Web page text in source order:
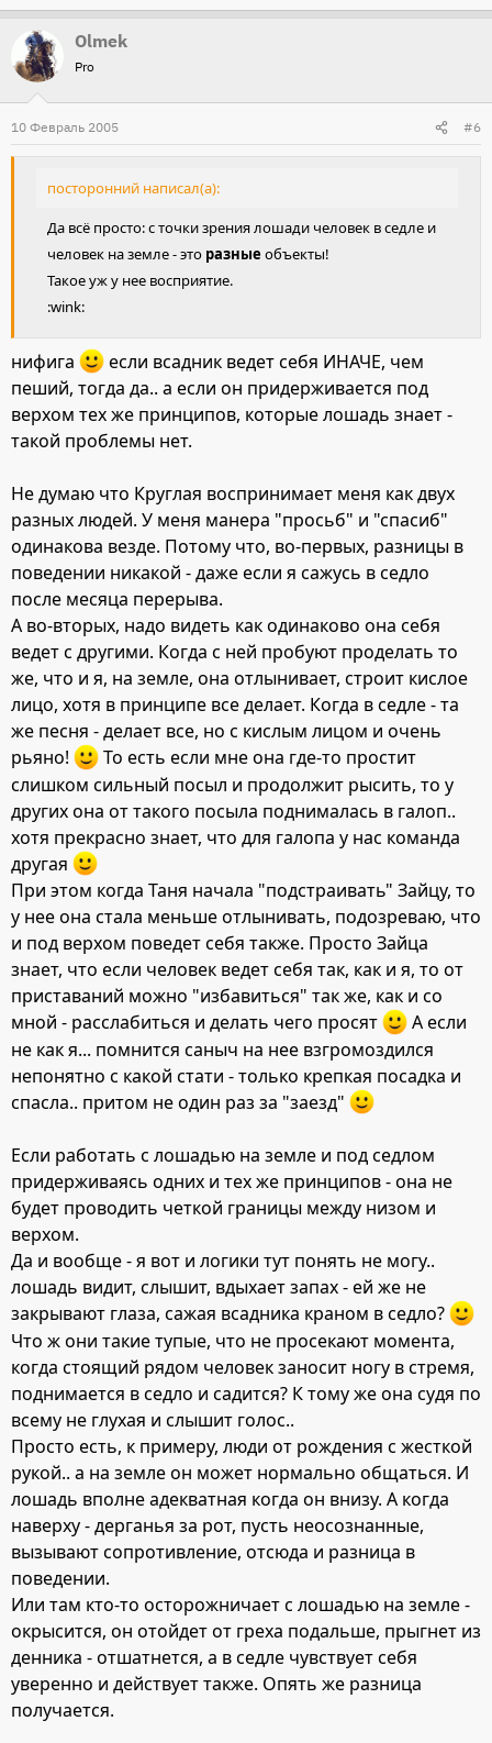
Olmek
Pro
10 Февраль 2005 #6
посторонний написал(а):
Да всё просто: с точки зрения лошади человек в седле и
человек на земле - это разные объекты!
Такое уж у нее восприятие.
:wink:
нифига
если всадник ведет себя ИНАЧЕ, чем
пеший, тогда да.. а если он придерживается под
верхом тех же принципов, которые лошадь знает -
такой проблемы нет.
Не думаю что Круглая воспринимает меня как двух
разных людей. У меня манера "просьб" и "спасиб"
одинакова везде. Потому что, во-первых, разницы в
поведении никакой - даже если я сажусь в седло
после месяца перерыва.
А во-вторых, надо видеть как одинаково она себя
ведет с другими. Когда с ней пробуют проделать то
же, что и я, на земле, она отлынивает, строит кислое
лицо, хотя в принципе все делает. Когда в седле - та
же песня - делает все, но с кислым лицом и очень
рьяно!
То есть если мне она где-то простит
слишком сильный посыл и продолжит рысить, то у
других она от такого посыла поднималась в галоп..
хотя прекрасно знает, что для галопа у нас команда
другая
При этом когда Таня начала "подстраивать" Зайцу, то
у нее она стала меньше отлынивать, подозреваю, что
и под верхом поведет себя также. Просто Зайца
знает, что если человек ведет себя так, как и я, то от
приставаний можно "избавиться" так же, как и со
мной - расслабиться и делать чего просят
А если
не как я... помнится саныч на нее взгромоздился
непонятно с какой стати - только крепкая посадка и
спасла.. притом не один раз за "заезд"
Если работать с лошадью на земле и под седлом
придерживаясь одних и тех же принципов - она не
будет проводить четкой границы между низом и
верхом.
Да и вообще - я вот и логики тут понять не могу..
лошадь видит, слышит, вдыхает запах - ей же не
закрывают глаза, сажая всадника краном в седло?
Что ж они такие тупые, что не просекают момента,
когда стоящий рядом человек заносит ногу в стремя,
поднимается в седло и садится? К тому же она судя по
всему не глухая и слышит голос..
Просто есть, к примеру, люди от рождения с жесткой
рукой.. а на земле он может нормально общаться. И
лошадь вполне адекватная когда он внизу. А когда
наверху - дерганья за рот, пусть неосознанные,
вызывают сопротивление, отсюда и разница в
поведении.
Или там кто-то осторожничает с лошадью на земле -
окрысится, он отойдет от греха подальше, прыгнет из
денника - отшатнется, а в седле чувствует себя
уверенно и действует также. Опять же разница
получается.